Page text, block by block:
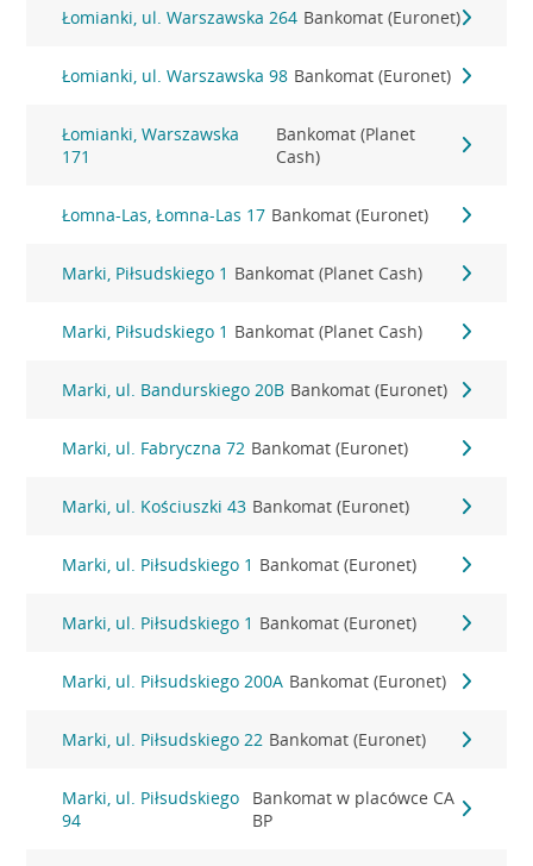
Łomianki, ul. Warszawska 264 Bankomat (Euronet)
Łomianki, ul. Warszawska 98 Bankomat (Euronet)
Łomianki, Warszawska
171
Bankomat (Planet
Cash)
Łomna-Las, Łomna-Las 17 Bankomat (Euronet)
Marki, Piłsudskiego 1 Bankomat (Planet Cash)
Marki, Piłsudskiego 1 Bankomat (Planet Cash)
Marki, ul. Bandurskiego 20B Bankomat (Euronet)
Marki, ul. Fabryczna 72 Bankomat (Euronet)
Marki, ul. Kościuszki 43 Bankomat (Euronet)
Marki, ul. Piłsudskiego 1 Bankomat (Euronet)
Marki, ul. Piłsudskiego 1 Bankomat (Euronet)
Marki, ul. Piłsudskiego 200A Bankomat (Euronet)
Marki, ul. Piłsudskiego 22 Bankomat (Euronet)
Marki, ul. Piłsudskiego
94
Bankomat w placówce CA
BP